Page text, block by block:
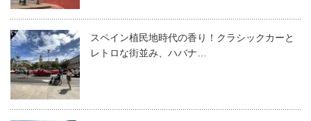
スペイン植民地時代の香り！クラシックカーと
レトロな街並み、ハバナ…